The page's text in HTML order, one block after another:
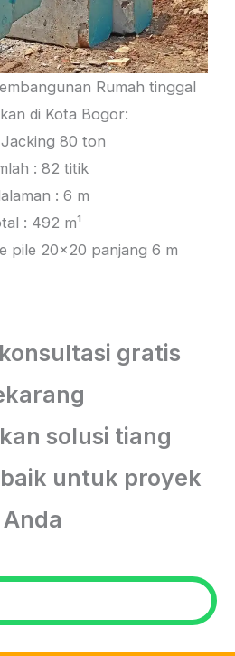
Rumah tinggal
di Kota Bogor:
80 ton
: 82 titik
: 6 m
: 492 m¹
pile 20×20 panjang 6 m
gratis
solusi tiang
untuk proyek
Anda